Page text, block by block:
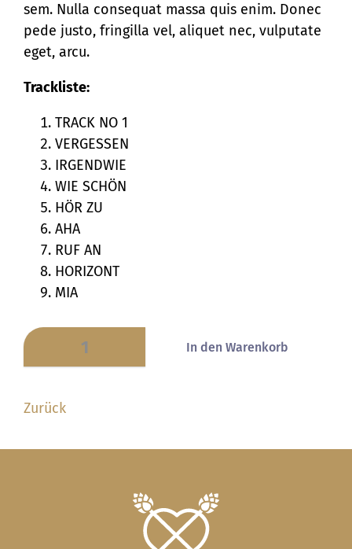
sem. Nulla consequat massa quis enim. Donec
pede justo, fringilla vel, aliquet nec, vulputate
eget, arcu.
Trackliste:
TRACK NO 1
VERGESSEN
IRGENDWIE
WIE SCHÖN
HÖR ZU
AHA
RUF AN
HORIZONT
MIA
Zurück